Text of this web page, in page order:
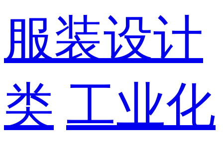
服装设计
类 工业化